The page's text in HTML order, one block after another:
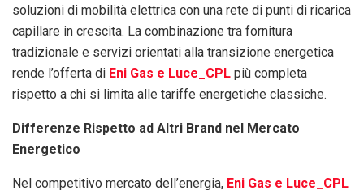
soluzioni di mobilità elettrica con una rete di punti di ricarica
capillare in crescita. La combinazione tra fornitura
tradizionale e servizi orientati alla transizione energetica
rende l’offerta di Eni Gas e Luce_CPL più completa
rispetto a chi si limita alle tariffe energetiche classiche.
Differenze Rispetto ad Altri Brand nel Mercato
Energetico
Nel competitivo mercato dell’energia, Eni Gas e Luce_CPL